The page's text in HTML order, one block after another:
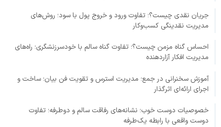
جریان نقدی چیست؟؛ تفاوت ورود و خروج پول با سود؛ روش‌های
مدیریت نقدینگی کسب‌وکار
احساس گناه مزمن چیست؟؛ تفاوت گناه سالم با خودسرزنشگری؛ راه‌های
مدیریت افکار آزاردهنده
آموزش سخنرانی در جمع؛ مدیریت استرس و تقویت فن بیان؛ ساخت و
اجرای ارائه‌ای اثرگذار
خصوصیات دوست خوب؛ نشانه‌های رفاقت سالم و دوطرفه؛ تفاوت
دوست واقعی با رابطه یک‌طرفه